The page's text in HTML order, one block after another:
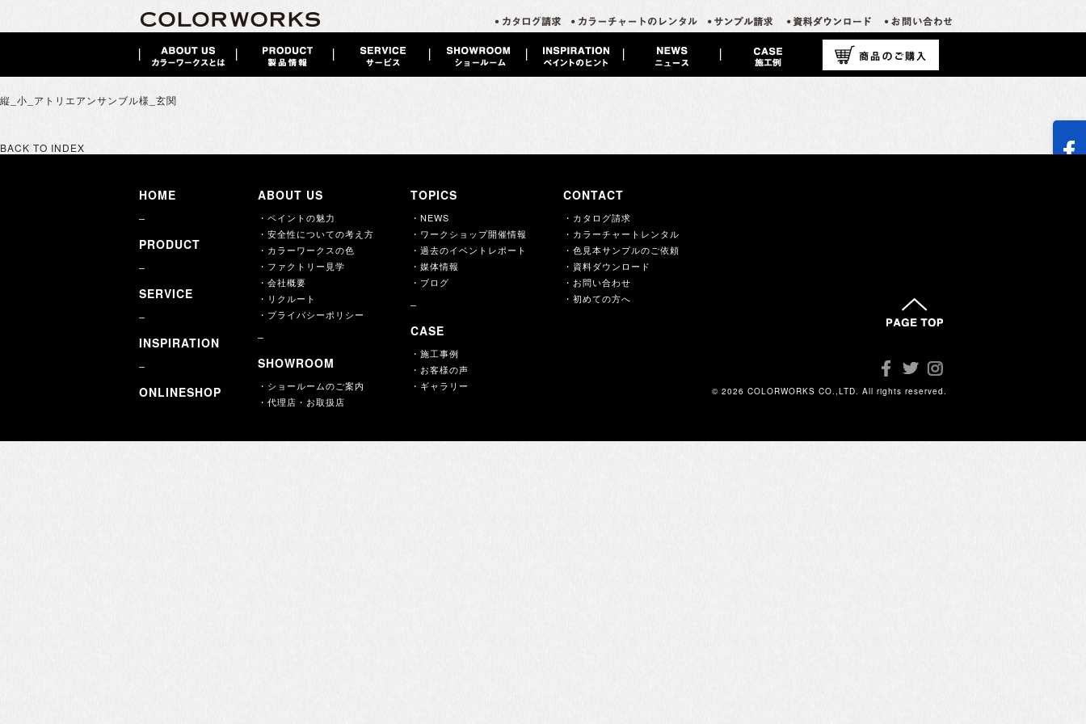
縦_小_アトリエアンサンブル様_玄関
BACK TO INDEX
HOME
PRODUCT
SERVICE
INSPIRATION
ONLINESHOP
ABOUT US
・ペイントの魅力
・安全性についての考え方
・カラーワークスの色
・ファクトリー見学
・会社概要
・リクルート
・プライバシーポリシー
SHOWROOM
・ショールームのご案内
・代理店・お取扱店
TOPICS
・NEWS
・ワークショップ開催情報
・過去のイベントレポート
・媒体情報
・ブログ
CASE
・施工事例
・お客様の声
・ギャラリー
CONTACT
・カタログ請求
・カラーチャートレンタル
・色見本サンプルのご依頼
・資料ダウンロード
・お問い合わせ
・初めての方へ
© 2026 COLORWORKS CO.,LTD. All rights reserved.